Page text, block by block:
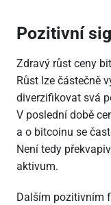
Pozitivní
Zdravý růst ceny
Růst lze částečně
diverzifikovat svá
V poslední době
a o bitcoinu se
Není tedy
aktivum.
Dalším pozitivním